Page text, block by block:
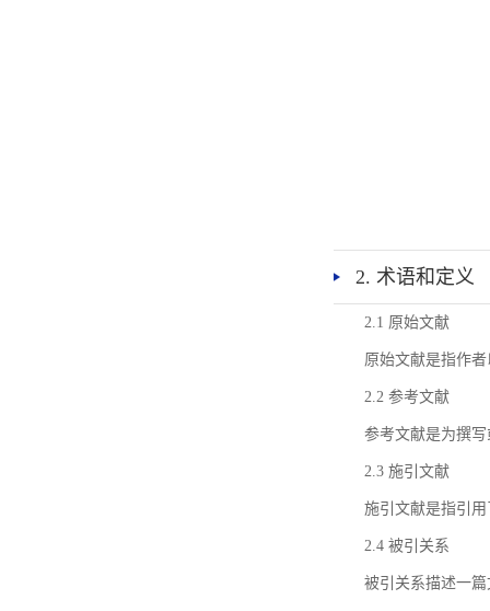
2. 术语和定义
2.1 原始文献
原始文献是指作
2.2 参考文献
参考文献是为撰
2.3 施引文献
施引文献是指引
2.4 被引关系
被引关系描述一